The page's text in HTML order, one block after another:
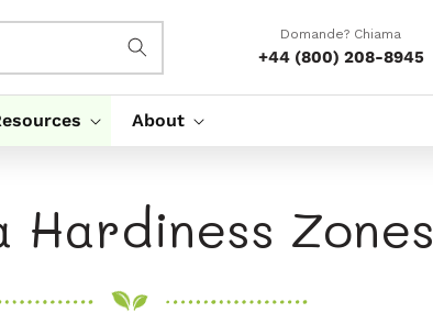
Domande? Chiama
+44 (800) 208-8945
About
Hardiness Zones